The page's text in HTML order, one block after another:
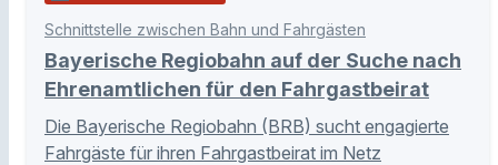
Schnittstelle zwischen Bahn und Fahrgästen
Bayerische Regiobahn auf der Suche nach
Ehrenamtlichen für den Fahrgastbeirat
Die Bayerische Regiobahn (BRB) sucht engagierte
Fahrgäste für ihren Fahrgastbeirat im Netz